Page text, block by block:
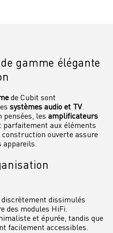
gamme élégante
de Cubit sont
systèmes audio et TV.
pensées, les amplificateurs
aux éléments
construction ouverte assure
appareils.
dissimulés
des modules HiFi.
et épurée, tandis que
facilement accessibles.